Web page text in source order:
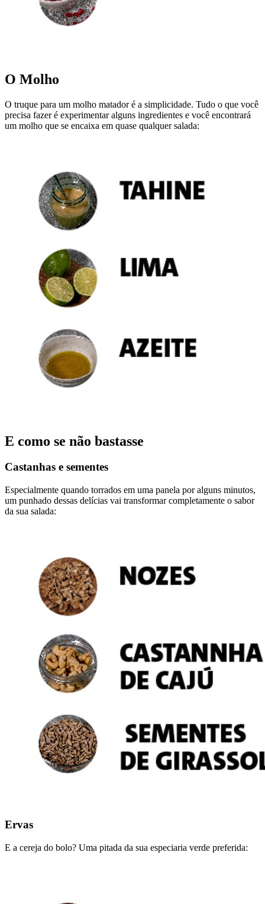
O Molho
O truque para um molho matador é a simplicidade. Tudo o que você
precisa fazer é experimentar alguns ingredientes e você encontrará
um molho que se encaixa em quase qualquer salada:
E como se não bastasse
Castanhas e sementes
Especialmente quando torrados em uma panela por alguns minutos,
um punhado dessas delícias vai transformar completamente o sabor
da sua salada:
Ervas
E a cereja do bolo? Uma pitada da sua especiaria verde preferida: